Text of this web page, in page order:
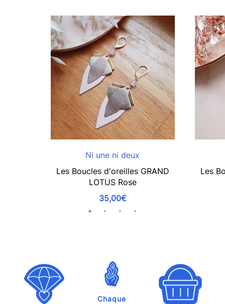
Ni une ni deux
Les Boucles d'oreilles GRAND
LOTUS Rose
35,00€
Les
Chaque